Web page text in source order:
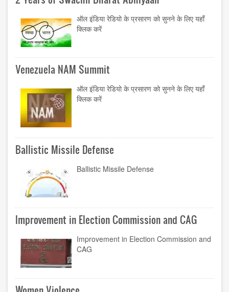
ऑल इंडिया रेडियो के प्रसारण को सुनने के लिए यहाँ
क्लिक करें
Venezuela NAM Summit
ऑल इंडिया रेडियो के प्रसारण को सुनने के लिए यहाँ
क्लिक करें
Ballistic Missile Defense
Ballistic Missile Defense
Improvement in Election Commission and CAG
Improvement in Election Commission and
CAG